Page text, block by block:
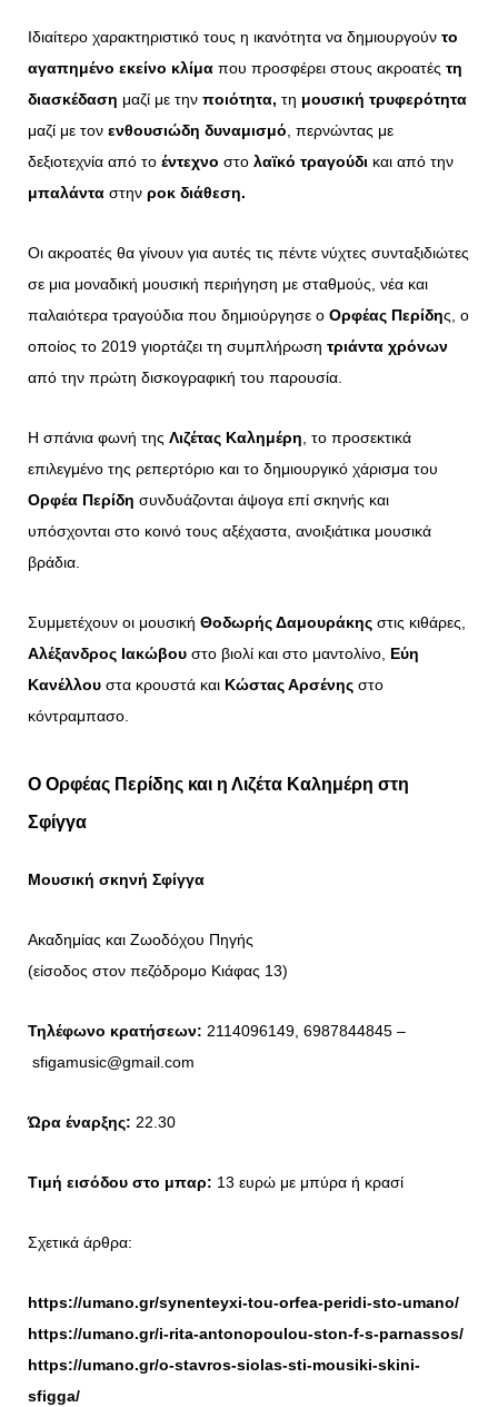
Ιδιαίτερο χαρακτηριστικό τους η ικανότητα να δημιουργούν το
αγαπημένο εκείνο κλίμα που προσφέρει στους ακροατές τη
διασκέδαση μαζί με την ποιότητα, τη μουσική τρυφερότητα
μαζί με τον ενθουσιώδη δυναμισμό, περνώντας με
δεξιοτεχνία από το έντεχνο στο λαϊκό τραγούδι και από την
μπαλάντα στην ροκ διάθεση.
Οι ακροατές θα γίνουν για αυτές τις πέντε νύχτες συνταξιδιώτες
σε μια μοναδική μουσική περιήγηση με σταθμούς, νέα και
παλαιότερα τραγούδια που δημιούργησε ο Ορφέας Περίδης, ο
οποίος το 2019 γιορτάζει τη συμπλήρωση τριάντα χρόνων
από την πρώτη δισκογραφική του παρουσία.
Η σπάνια φωνή της Λιζέτας Καλημέρη, το προσεκτικά
επιλεγμένο της ρεπερτόριο και το δημιουργικό χάρισμα του
Ορφέα Περίδη συνδυάζονται άψογα επί σκηνής και
υπόσχονται στο κοινό τους αξέχαστα, ανοιξιάτικα μουσικά
βράδια.
Συμμετέχουν οι μουσική Θοδωρής Δαμουράκης στις κιθάρες,
Αλέξανδρος Ιακώβου στο βιολί και στο μαντολίνο, Εύη
Κανέλλου στα κρουστά και Κώστας Αρσένης στο
κόντραμπασο.
Ο Ορφέας Περίδης και η Λιζέτα Καλημέρη στη
Σφίγγα
Μουσική σκηνή Σφίγγα
Ακαδημίας και Ζωοδόχου Πηγής
(είσοδος στον πεζόδρομο Κιάφας 13)
Τηλέφωνο κρατήσεων: 2114096149, 6987844845 –
sfigamusic@gmail.com
Ώρα έναρξης: 22.30
Τιμή εισόδου στο μπαρ: 13 ευρώ με μπύρα ή κρασί
Σχετικά άρθρα:
https://umano.gr/synenteyxi-tou-orfea-peridi-sto-umano/
https://umano.gr/i-rita-antonopoulou-ston-f-s-parnassos/
https://umano.gr/o-stavros-siolas-sti-mousiki-skini-
sfigga/